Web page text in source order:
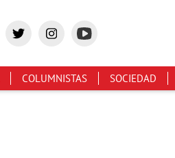
COLUMNISTAS SOCIEDAD